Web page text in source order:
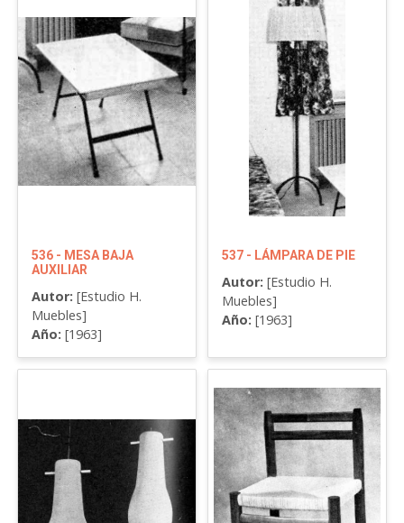
536 - MESA BAJA
AUXILIAR
Autor: [Estudio H.
Muebles]
Año: [1963]
537 - LÁMPARA DE PIE
Autor: [Estudio H.
Muebles]
Año: [1963]